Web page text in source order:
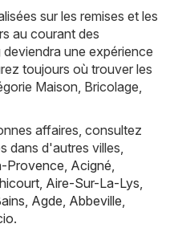
sur les remises et les
au courant des
une expérience
toujours où trouver les
Maison, Bricolage,
affaires, consultez
dans d'autres villes,
Provence, Acigné,
, Aire-Sur-La-Lys,
, Agde, Abbeville,
.